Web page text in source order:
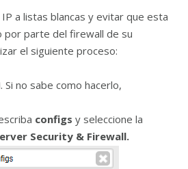
a listas blancas y evitar que esta
por parte del firewall de su
el siguiente proceso:
Si no sabe como hacerlo,
configs y seleccione la
Security & Firewall.